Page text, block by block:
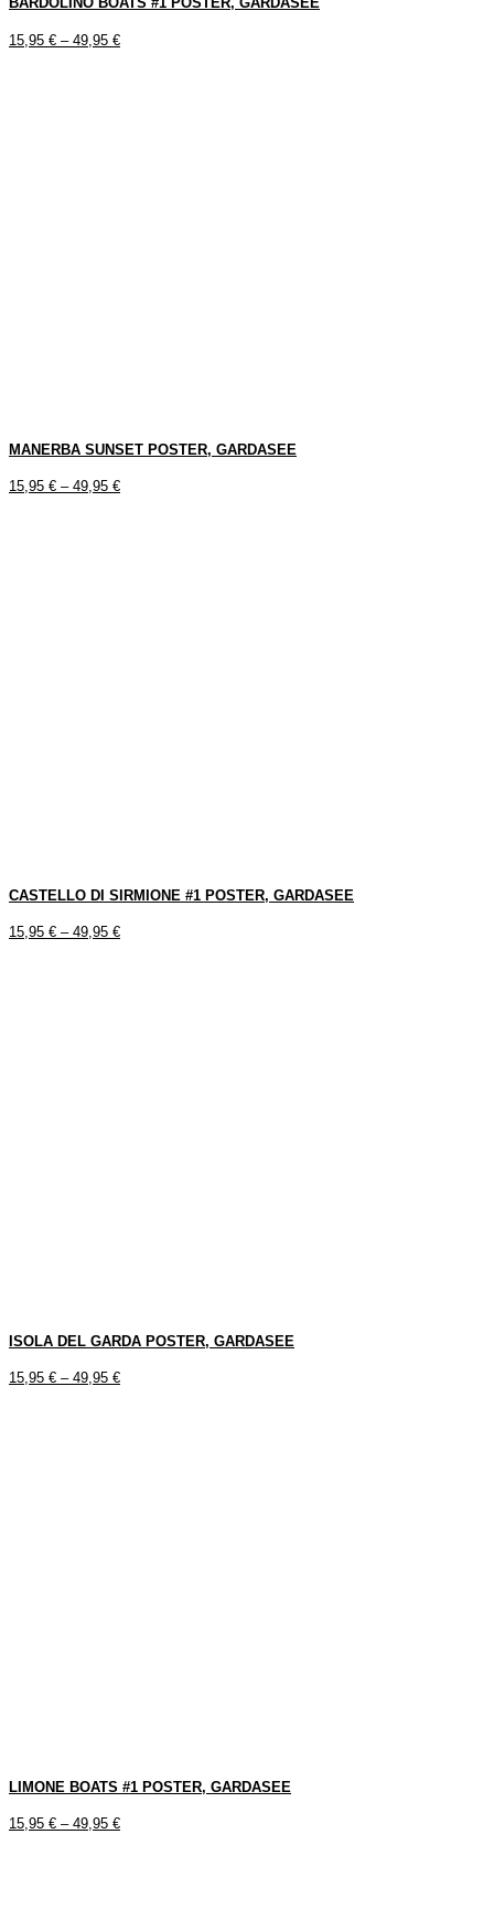
15,95 € – 49,95 €
MANERBA SUNSET POSTER, GARDASEE
15,95 € – 49,95 €
CASTELLO DI SIRMIONE #1 POSTER, GARDASEE
15,95 € – 49,95 €
ISOLA DEL GARDA POSTER, GARDASEE
15,95 € – 49,95 €
LIMONE BOATS #1 POSTER, GARDASEE
15,95 € – 49,95 €